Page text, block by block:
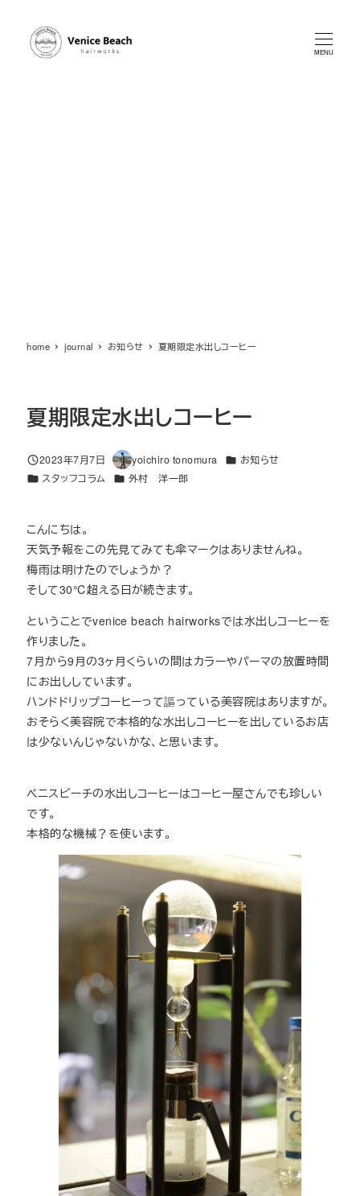
MENU
home journal お知らせ 夏期限定水出しコーヒー
夏期限定水出しコーヒー
投稿日
2023年7月7日
著
者
yoichiro tonomura カテゴリー
お知らせ
カテゴリー
スタッフコラム カテゴリー
外村 洋一郎
こんにちは。
天気予報をこの先見てみても傘マークはありませんね。
梅雨は明けたのでしょうか？
そして30℃超える日が続きます。
ということでvenice beach hairworksでは水出しコーヒーを
作りました。
7月から9月の3ヶ月くらいの間はカラーやパーマの放置時間
にお出ししています。
ハンドドリップコーヒーって謳っている美容院はありますが。
おそらく美容院で本格的な水出しコーヒーを出しているお店
は少ないんじゃないかな、と思います。
ベニスビーチの水出しコーヒーはコーヒー屋さんでも珍しい
です。
本格的な機械？を使います。